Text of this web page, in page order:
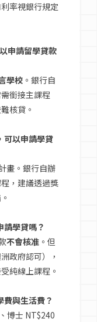
率視銀行規定
申請留學貸款
學校 。銀行自
銜接主課程
核貸。
可以申請學貸
畫。銀行自辦
，建議透過獎
請學貸嗎？
不會核准 。但
政府認可），
純線上課程。
與生活費？
博士 NT$240